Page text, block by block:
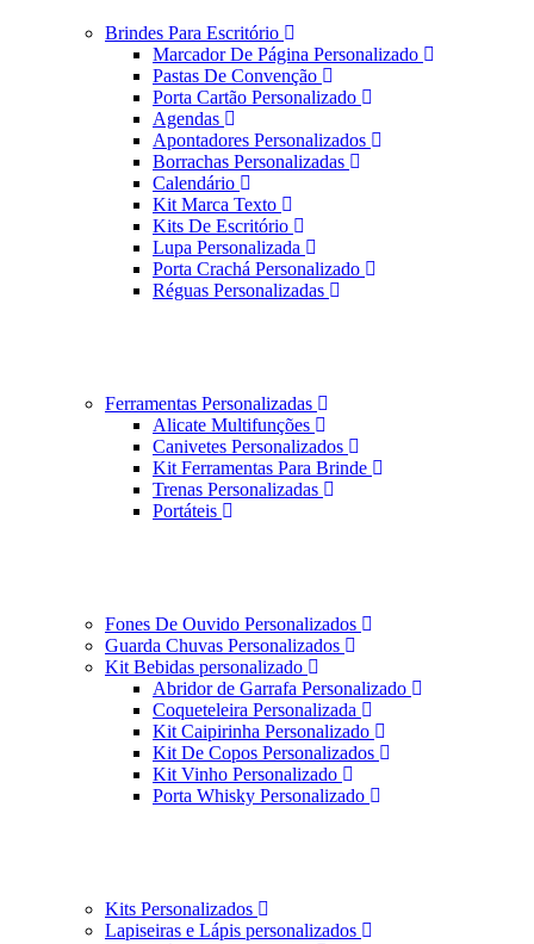
Brindes Para Escritório
Marcador De Página Personalizado
Pastas De Convenção
Porta Cartão Personalizado
Agendas
Apontadores Personalizados
Borrachas Personalizadas
Calendário
Kit Marca Texto
Kits De Escritório
Lupa Personalizada
Porta Crachá Personalizado
Réguas Personalizadas
Ferramentas Personalizadas
Alicate Multifunções
Canivetes Personalizados
Kit Ferramentas Para Brinde
Trenas Personalizadas
Portáteis
Fones De Ouvido Personalizados
Guarda Chuvas Personalizados
Kit Bebidas personalizado
Abridor de Garrafa Personalizado
Coqueteleira Personalizada
Kit Caipirinha Personalizado
Kit De Copos Personalizados
Kit Vinho Personalizado
Porta Whisky Personalizado
Kits Personalizados
Lapiseiras e Lápis personalizados